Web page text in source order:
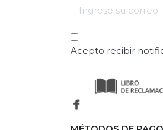
Acepto recibir